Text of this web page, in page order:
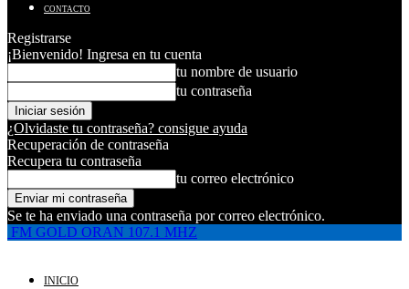
CONTACTO
Registrarse
¡Bienvenido! Ingresa en tu cuenta
tu nombre de usuario
tu contraseña
¿Olvidaste tu contraseña? consigue ayuda
Recuperación de contraseña
Recupera tu contraseña
tu correo electrónico
Se te ha enviado una contraseña por correo electrónico.
FM GOLD ORAN 107.1 MHZ
INICIO